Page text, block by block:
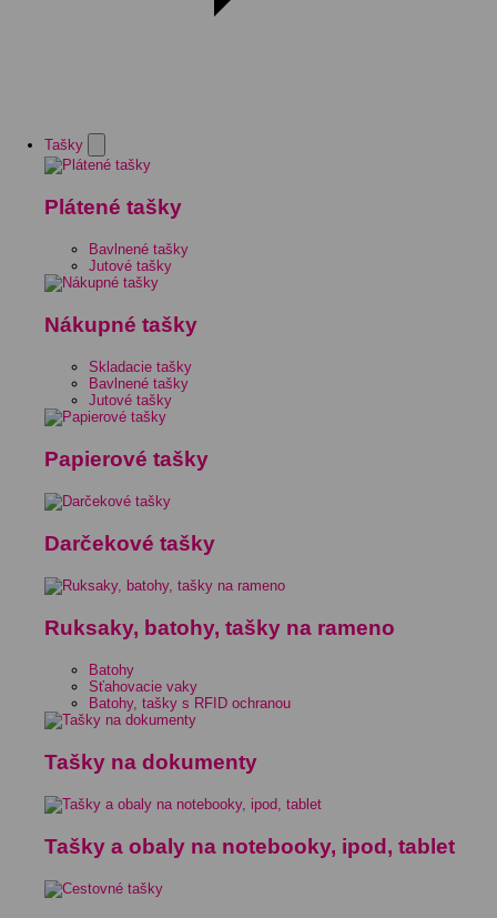
Tašky
Plátené tašky
Bavlnené tašky
Jutové tašky
Nákupné tašky
Skladacie tašky
Bavlnené tašky
Jutové tašky
Papierové tašky
Darčekové tašky
Ruksaky, batohy, tašky na rameno
Batohy
Sťahovacie vaky
Batohy, tašky s RFID ochranou
Tašky na dokumenty
Tašky a obaly na notebooky, ipod, tablet